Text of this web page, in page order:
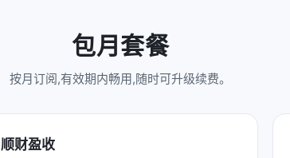
包月套餐
按月订阅,有效期内畅用,随时可升级续费。
顺财盈收